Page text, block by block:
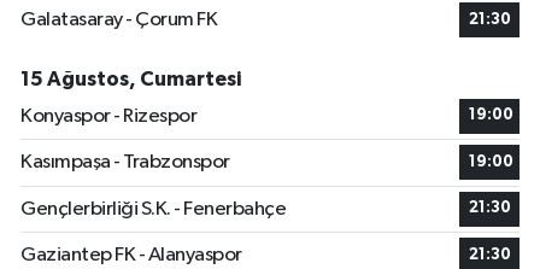
Galatasaray - Çorum FK
21:30
15 Ağustos, Cumartesi
Konyaspor - Rizespor
19:00
Kasımpaşa - Trabzonspor 19:00
Gençlerbirliği S.K. - Fenerbahçe 21:30
Gaziantep FK - Alanyaspor 21:30